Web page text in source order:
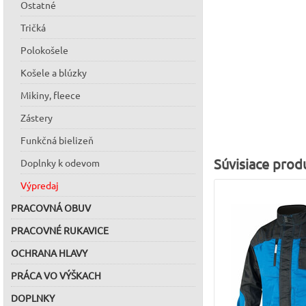
Ostatné
Tričká
Polokošele
Košele a blúzky
Mikiny, fleece
Zástery
Funkčná bielizeň
Doplnky k odevom
Výpredaj
PRACOVNÁ OBUV
PRACOVNÉ RUKAVICE
OCHRANA HLAVY
PRÁCA VO VÝŠKACH
DOPLNKY
Súvisiace